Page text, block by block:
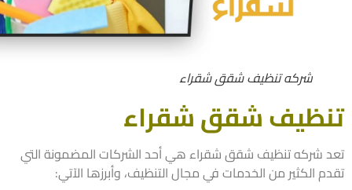
شركه تنظيف شقق شقراء
شقق شقراء
شركه تنظيف شقق شقراء هي أحد الشركات المضمونة التي
الكثير من الخدمات في مجال التنظيف، وأبرزها الآتي: